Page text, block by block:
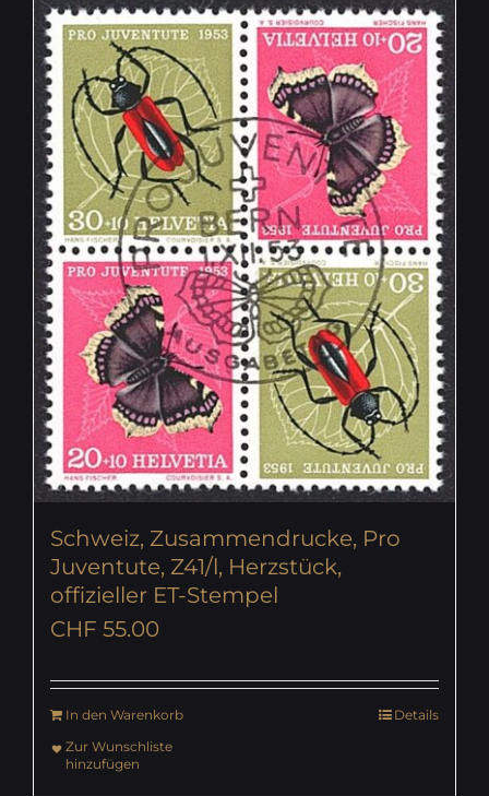
Schweiz, Zusammendrucke, Pro
Juventute, Z41/l, Herzstück,
offizieller ET-Stempel
CHF 55.00
In den Warenkorb
Details
Zur Wunschliste
hinzufügen